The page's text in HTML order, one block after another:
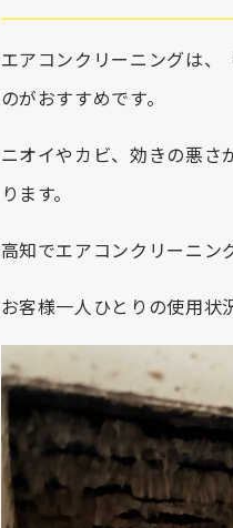
エアコンクリーニングは、
のがおすすめです。
ニオイやカビ、効きの悪さ
ります。
高知でエアコンクリーニン
お客様一人ひとりの使用状